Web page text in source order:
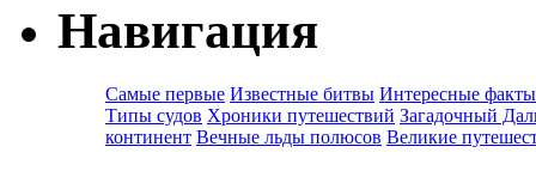
Навигация
Самые первые Известные битвы Интересные факты
Типы судов Хроники путешествий Загадочный
континент Вечные льды полюсов Великие